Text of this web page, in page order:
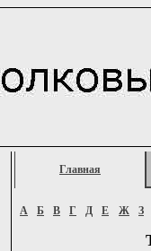
Главная
А Б В Г Д Е Ж З